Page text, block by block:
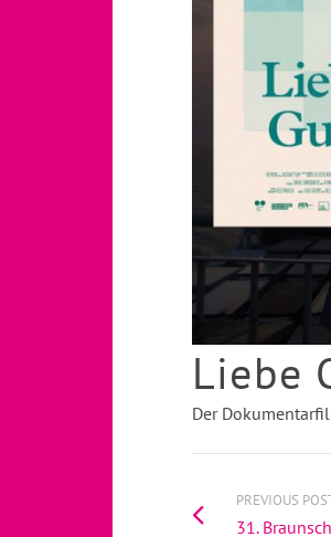
Liebe
Der
PREVIOUS
31.